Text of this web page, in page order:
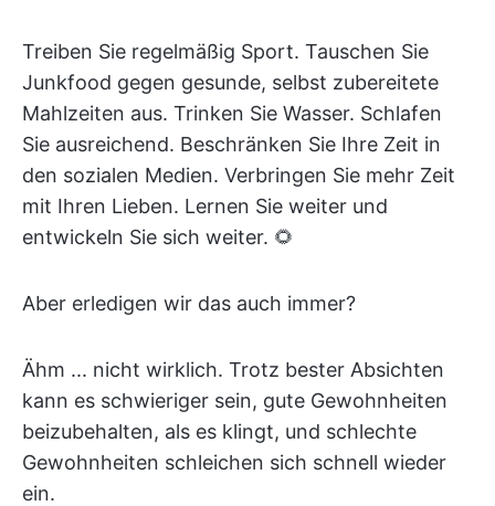
Treiben Sie regelmäßig Sport. Tauschen Sie
Junkfood gegen gesunde, selbst zubereitete
Mahlzeiten aus. Trinken Sie Wasser. Schlafen
Sie ausreichend. Beschränken Sie Ihre Zeit in
den sozialen Medien. Verbringen Sie mehr Zeit
mit Ihren Lieben. Lernen Sie weiter und
entwickeln Sie sich weiter. 🌻
Aber erledigen wir das auch immer?
Ähm ... nicht wirklich. Trotz bester Absichten
kann es schwieriger sein, gute Gewohnheiten
beizubehalten, als es klingt, und schlechte
Gewohnheiten schleichen sich schnell wieder
ein.